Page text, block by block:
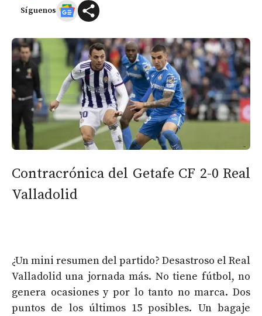
Síguenos
Contracrónica del Getafe CF 2-0 Real
Valladolid
¿Un mini resumen del partido? Desastroso el Real
Valladolid una jornada más. No tiene fútbol, no
genera ocasiones y por lo tanto no marca. Dos
puntos de los últimos 15 posibles. Un bagaje